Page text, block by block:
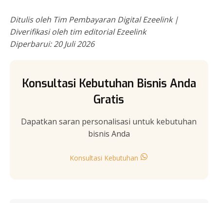
Ditulis oleh Tim Pembayaran Digital Ezeelink |
Diverifikasi oleh tim editorial Ezeelink
Diperbarui: 20 Juli 2026
Konsultasi Kebutuhan Bisnis Anda
Gratis
Dapatkan saran personalisasi untuk kebutuhan
bisnis Anda
Konsultasi Kebutuhan